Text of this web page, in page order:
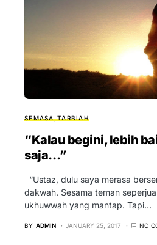
SEMASA TARBIAH
“Kalau begini, lebih
saja…”
“Ustaz, dulu saya merasa
dakwah. Sesama teman
ukhuwwah yang mantap. Tapi…
BY ADMIN JANUARY 25, 2017 NO